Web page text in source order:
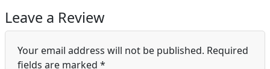
Leave a Review
Your email address will not be published. Required
fields are marked *